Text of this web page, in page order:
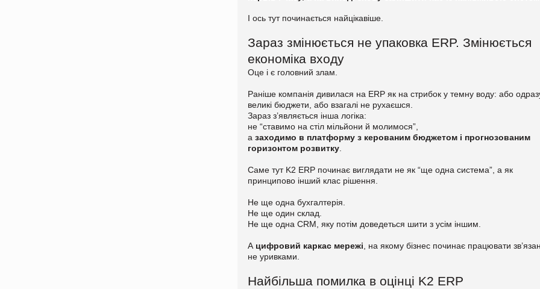
І ось тут починається найцікавіше.
Зараз змінюється не упаковка ERP. Змінюється
економіка входу
Оце і є головний злам.
Раніше компанія дивилася на ERP як на стрибок у темну воду: або
великі бюджети, або взагалі не рухаєшся.
Зараз з’являється інша логіка:
не “ставимо на стіл мільйони й молимося”,
азаходимо в платформу з керованим бюджетом і прогнозованим
горизонтом розвитку.
Саме тут K2 ERP починає виглядати не як “ще одна система”, а як
принципово інший клас рішення.
Не ще одна бухгалтерія.
Не ще один склад.
Не ще одна CRM, яку потім доведеться шити з усім іншим.
А цифровий каркас мережі, на якому бізнес починає працювати
не уривками.
Найбільша помилка в оцінці K2 ERP